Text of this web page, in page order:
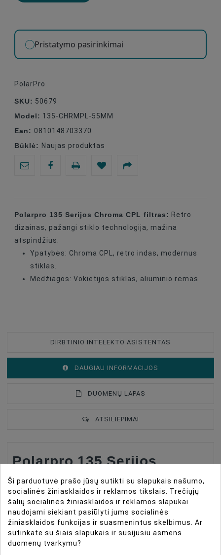
Pristatymo pasirinkimai
PolarPro
SKU: 50679
Model: 135-CHRMPL-55MM
Ean: 0810148703370
Būklė: Naujas produktas
Polarpro 135 Serijos Chroma CPL filtras: Retro
dizainas, pažangi stiklo technologija, mažina
atspindžius.
Ypatybės: Chroma CPL, retro indas, modernus
stiklas.
Medžiagos: Vokietijos stiklas, aliuminio rėmas.
DIRBTINIO INTELEKTO ASISTENTAS
DAUGIAU INFORMACIJOS
DUOMENŲ LAPAS
ATSILIEPIMAI
Type Of Product Lens Filter Holder
Filter Size 62mm
Polarpro 135 Serijos
Chroma CPL Filtras
Pasinerkite į 70-ųjų nostalgiją su 135 Serija, kuri
pasižymi pažangia stiklo technologija retro dizainu.
Šis filtras sujungia analoginės fotografijos
Ši parduotuvė prašo jūsų sutikti su slapukais našumo,
socialinės žiniasklaidos ir reklamos tikslais. Trečiųjų
šalių socialinės žiniasklaidos ir reklamos slapukai
naudojami siekiant pasiūlyti jums socialinės
žiniasklaidos funkcijas ir suasmenintus skelbimus. Ar
sutinkate su šiais slapukais ir susijusiu asmens
duomenų tvarkymu?